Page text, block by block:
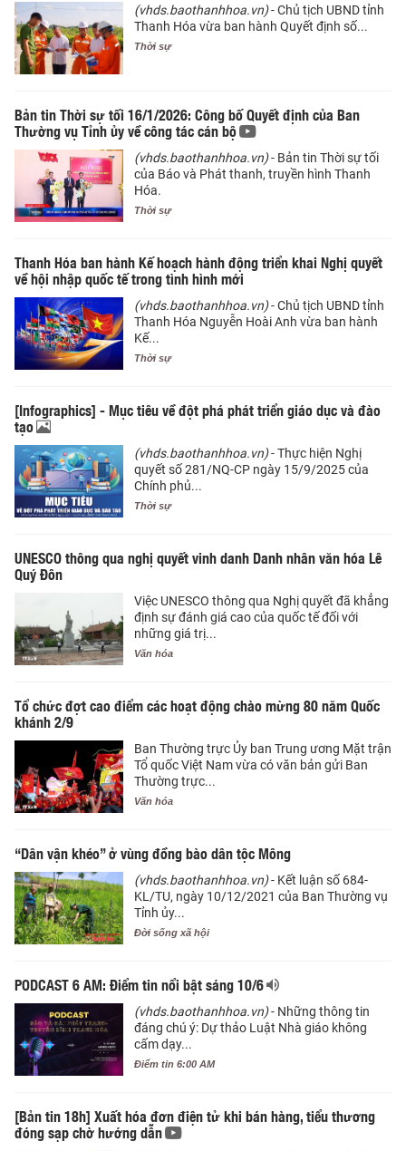
(vhds.baothanhhoa.vn)- Chủ tịch UBND tỉnh
Thanh Hóa vừa ban hành Quyết định số...
Thời sự
Bản tin Thời sự tối 16/1/2026: Công bố Quyết định của Ban
Thường vụ Tỉnh ủy về công tác cán bộ
(vhds.baothanhhoa.vn)- Bản tin Thời sự tối
của Báo và Phát thanh, truyền hình Thanh
Hóa.
Thời sự
Thanh Hóa ban hành Kế hoạch hành động triển khai Nghị quyết
về hội nhập quốc tế trong tình hình mới
(vhds.baothanhhoa.vn)- Chủ tịch UBND tỉnh
Thanh Hóa Nguyễn Hoài Anh vừa ban hành
Kế...
Thời sự
[Infographics] - Mục tiêu về đột phá phát triển giáo dục và đào
tạo
(vhds.baothanhhoa.vn)- Thực hiện Nghị
quyết số 281/NQ-CP ngày 15/9/2025 của
Chính phủ...
Thời sự
UNESCO thông qua nghị quyết vinh danh Danh nhân văn hóa Lê
Quý Đôn
Việc UNESCO thông qua Nghị quyết đã khẳng
định sự đánh giá cao của quốc tế đối với
những giá trị...
Văn hóa
Tổ chức đợt cao điểm các hoạt động chào mừng 80 năm Quốc
khánh 2/9
Ban Thường trực Ủy ban Trung ương Mặt trận
Tổ quốc Việt Nam vừa có văn bản gửi Ban
Thường trực...
Văn hóa
“Dân vận khéo” ở vùng đồng bào dân tộc Mông
(vhds.baothanhhoa.vn)- Kết luận số 684-
KL/TU, ngày 10/12/2021 của Ban Thường vụ
Tỉnh ủy...
Đời sống xã hội
PODCAST 6 AM: Điểm tin nổi bật sáng 10/6
(vhds.baothanhhoa.vn)- Những thông tin
đáng chú ý: Dự thảo Luật Nhà giáo không
cấm dạy...
Điểm tin 6:00 AM
[Bản tin 18h] Xuất hóa đơn điện tử khi bán hàng, tiểu thương
đóng sạp chờ hướng dẫn